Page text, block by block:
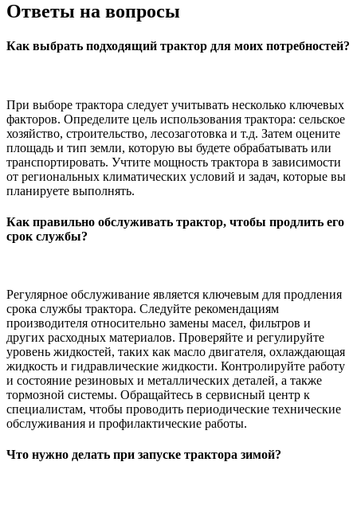
Ответы на вопросы
Как выбрать подходящий трактор для моих потребностей?
При выборе трактора следует учитывать несколько ключевых
факторов. Определите цель использования трактора: сельское
хозяйство, строительство, лесозаготовка и т.д. Затем оцените
площадь и тип земли, которую вы будете обрабатывать или
транспортировать. Учтите мощность трактора в зависимости
от региональных климатических условий и задач, которые вы
планируете выполнять.
Как правильно обслуживать трактор, чтобы продлить его
срок службы?
Регулярное обслуживание является ключевым для продления
срока службы трактора. Следуйте рекомендациям
производителя относительно замены масел, фильтров и
других расходных материалов. Проверяйте и регулируйте
уровень жидкостей, таких как масло двигателя, охлаждающая
жидкость и гидравлические жидкости. Контролируйте работу
и состояние резиновых и металлических деталей, а также
тормозной системы. Обращайтесь в сервисный центр к
специалистам, чтобы проводить периодические технические
обслуживания и профилактические работы.
Что нужно делать при запуске трактора зимой?